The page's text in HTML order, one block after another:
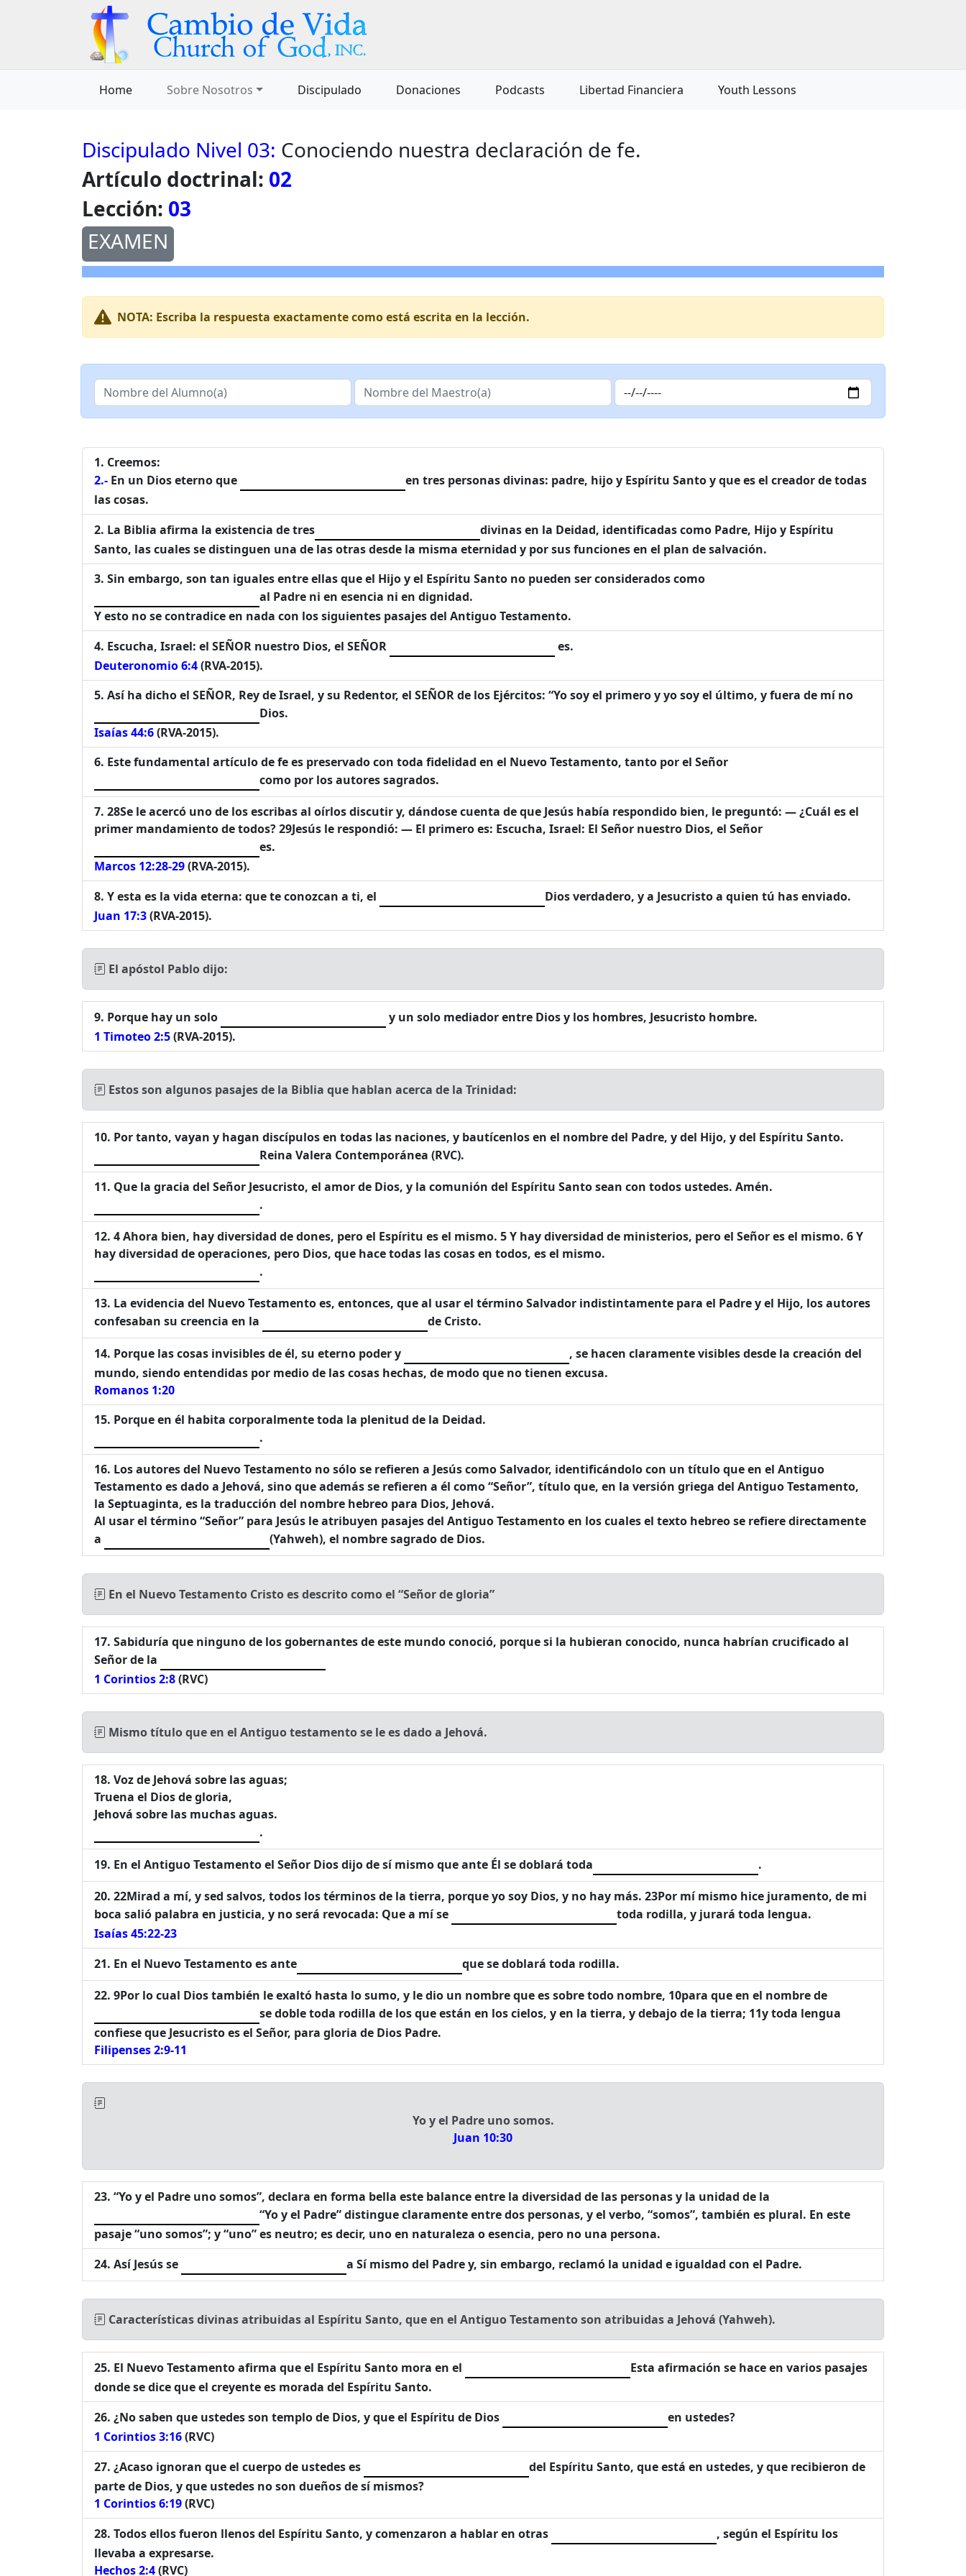
Home Sobre Nosotros Discipulado Donaciones Podcasts Libertad Financiera Youth Lessons
Discipulado Nivel 03: Conociendo nuestra declaración de fe.
Artículo doctrinal: 02
Lección: 03
EXAMEN
NOTA: Escriba la respuesta exactamente como está escrita en la lección.
Creemos:
2.- En un Dios eterno que
en tres personas divinas: padre, hijo y Espíritu Santo y que es el creador de todas
las cosas.
La Biblia afirma la existencia de tres
divinas en la Deidad, identificadas como Padre, Hijo y Espíritu
Santo, las cuales se distinguen una de las otras desde la misma eternidad y por sus funciones en el plan de salvación.
Sin embargo, son tan iguales entre ellas que el Hijo y el Espíritu Santo no pueden ser considerados como
al Padre ni en esencia ni en dignidad.
Y esto no se contradice en nada con los siguientes pasajes del Antiguo Testamento.
Escucha, Israel: el SEÑOR nuestro Dios, el SEÑOR
es.
Deuteronomio 6:4(RVA-2015).
Así ha dicho el SEÑOR, Rey de Israel, y su Redentor, el SEÑOR de los Ejércitos: “Yo soy el primero y yo soy el último, y fuera de mí no
Dios.
Isaías 44:6(RVA-2015).
Este fundamental artículo de fe es preservado con toda fidelidad en el Nuevo Testamento, tanto por el Señor
como por los autores sagrados.
28Se le acercó uno de los escribas al oírlos discutir y, dándose cuenta de que Jesús había respondido bien, le preguntó: — ¿Cuál es el
primer mandamiento de todos? 29Jesús le respondió: — El primero es: Escucha, Israel: El Señor nuestro Dios, el Señor
es.
Marcos 12:28-29(RVA-2015).
Y esta es la vida eterna: que te conozcan a ti, el
Dios verdadero, y a Jesucristo a quien tú has enviado.
Juan 17:3(RVA-2015).
El apóstol Pablo dijo:
Porque hay un solo
y un solo mediador entre Dios y los hombres, Jesucristo hombre.
1 Timoteo 2:5(RVA-2015).
Estos son algunos pasajes de la Biblia que hablan acerca de la Trinidad:
Por tanto, vayan y hagan discípulos en todas las naciones, y bautícenlos en el nombre del Padre, y del Hijo, y del Espíritu Santo.
Reina Valera Contemporánea (RVC).
Que la gracia del Señor Jesucristo, el amor de Dios, y la comunión del Espíritu Santo sean con todos ustedes. Amén.
.
4 Ahora bien, hay diversidad de dones, pero el Espíritu es el mismo. 5 Y hay diversidad de ministerios, pero el Señor es el mismo. 6 Y
hay diversidad de operaciones, pero Dios, que hace todas las cosas en todos, es el mismo.
.
La evidencia del Nuevo Testamento es, entonces, que al usar el término Salvador indistintamente para el Padre y el Hijo, los autores
confesaban su creencia en la
de Cristo.
Porque las cosas invisibles de él, su eterno poder y
, se hacen claramente visibles desde la creación del
mundo, siendo entendidas por medio de las cosas hechas, de modo que no tienen excusa.
Romanos 1:20
Porque en él habita corporalmente toda la plenitud de la Deidad.
.
Los autores del Nuevo Testamento no sólo se refieren a Jesús como Salvador, identificándolo con un título que en el Antiguo
Testamento es dado a Jehová, sino que además se refieren a él como “Señor”, título que, en la versión griega del Antiguo Testamento,
la Septuaginta, es la traducción del nombre hebreo para Dios, Jehová.
Al usar el término “Señor” para Jesús le atribuyen pasajes del Antiguo Testamento en los cuales el texto hebreo se refiere directamente
a
(Yahweh), el nombre sagrado de Dios.
En el Nuevo Testamento Cristo es descrito como el “Señor de gloria”
Sabiduría que ninguno de los gobernantes de este mundo conoció, porque si la hubieran conocido, nunca habrían crucificado al
Señor de la
1 Corintios 2:8(RVC)
Mismo título que en el Antiguo testamento se le es dado a Jehová.
Voz de Jehová sobre las aguas;
Truena el Dios de gloria,
Jehová sobre las muchas aguas.
.
En el Antiguo Testamento el Señor Dios dijo de sí mismo que ante Él se doblará toda
.
22Mirad a mí, y sed salvos, todos los términos de la tierra, porque yo soy Dios, y no hay más. 23Por mí mismo hice juramento, de mi
boca salió palabra en justicia, y no será revocada: Que a mí se
toda rodilla, y jurará toda lengua.
Isaías 45:22-23
En el Nuevo Testamento es ante
que se doblará toda rodilla.
9Por lo cual Dios también le exaltó hasta lo sumo, y le dio un nombre que es sobre todo nombre, 10para que en el nombre de
se doble toda rodilla de los que están en los cielos, y en la tierra, y debajo de la tierra; 11y toda lengua
confiese que Jesucristo es el Señor, para gloria de Dios Padre.
Filipenses 2:9-11
Yo y el Padre uno somos.
Juan 10:30
“Yo y el Padre uno somos”, declara en forma bella este balance entre la diversidad de las personas y la unidad de la
“Yo y el Padre” distingue claramente entre dos personas, y el verbo, “somos”, también es plural. En este
pasaje “uno somos”; y “uno” es neutro; es decir, uno en naturaleza o esencia, pero no una persona.
Así Jesús se
a Sí mismo del Padre y, sin embargo, reclamó la unidad e igualdad con el Padre.
Características divinas atribuidas al Espíritu Santo, que en el Antiguo Testamento son atribuidas a Jehová (Yahweh).
El Nuevo Testamento afirma que el Espíritu Santo mora en el
Esta afirmación se hace en varios pasajes
donde se dice que el creyente es morada del Espíritu Santo.
¿No saben que ustedes son templo de Dios, y que el Espíritu de Dios
en ustedes?
1 Corintios 3:16(RVC)
¿Acaso ignoran que el cuerpo de ustedes es
del Espíritu Santo, que está en ustedes, y que recibieron de
parte de Dios, y que ustedes no son dueños de sí mismos?
1 Corintios 6:19(RVC)
Todos ellos fueron llenos del Espíritu Santo, y comenzaron a hablar en otras
, según el Espíritu los
llevaba a expresarse.
Hechos 2:4(RVC)